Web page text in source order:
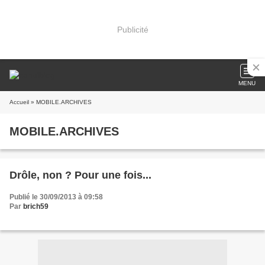
Publicité
MENU
Accueil » MOBILE.ARCHIVES
MOBILE.ARCHIVES
Drôle, non ? Pour une fois...
Publié le 30/09/2013 à 09:58
Par brich59